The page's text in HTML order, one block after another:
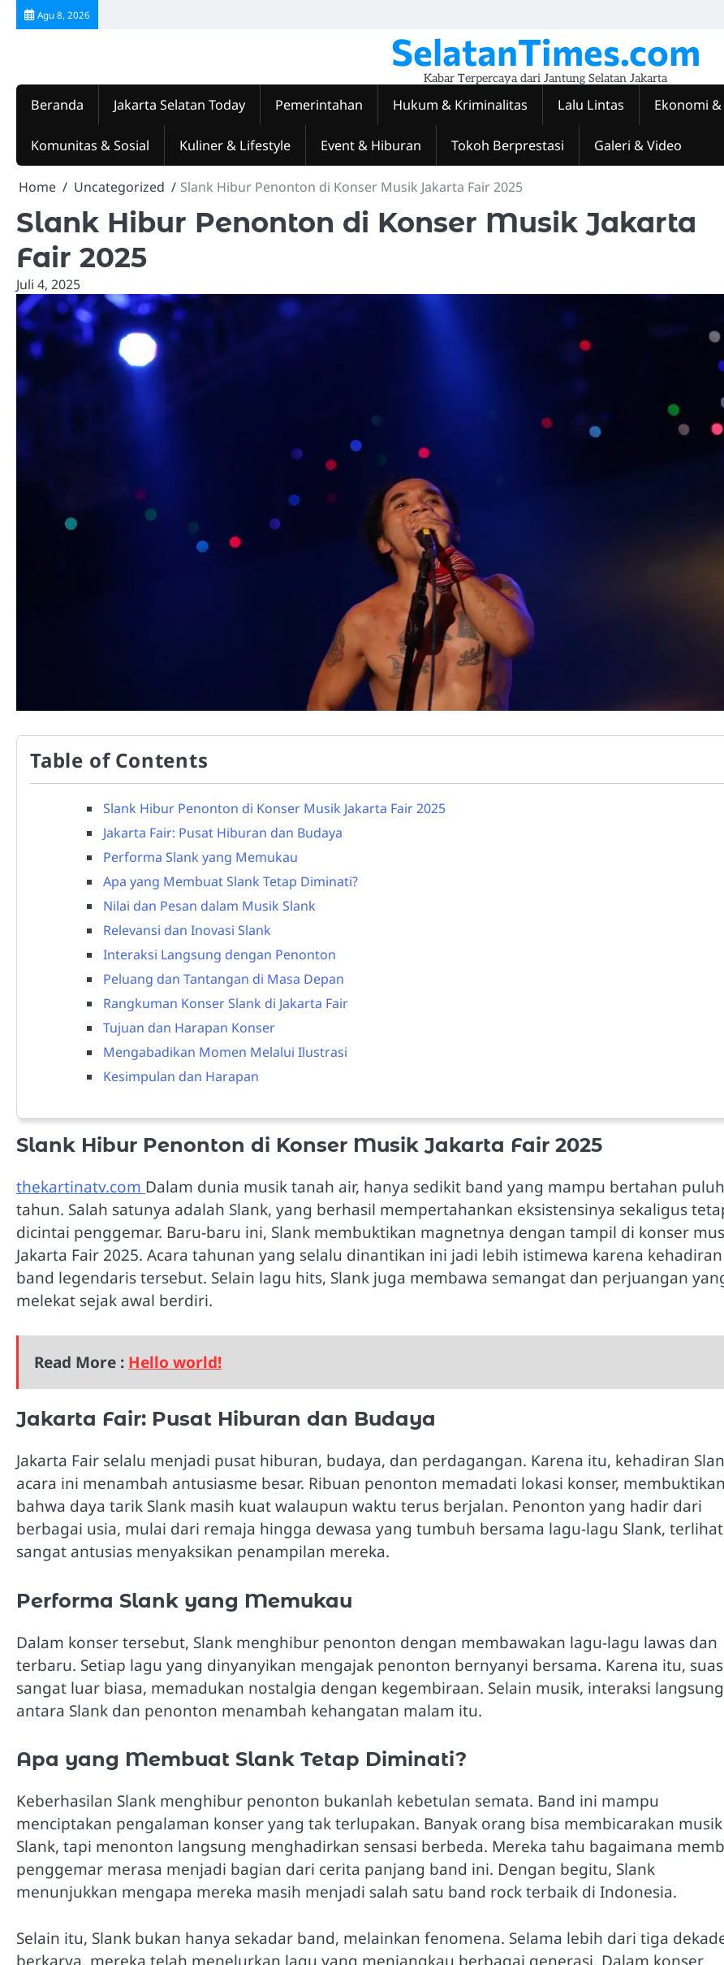
Skip
Agu 8, 2026
SelatanTimes.com
Kabar Terpercaya dari Jantung Selatan Jakarta
Beranda Jakarta Selatan Today Pemerintahan Hukum & Kriminalitas Lalu Lintas Ekonomi
Komunitas & Sosial Kuliner & Lifestyle Event & Hiburan Tokoh Berprestasi Galeri & Video
Home Uncategorized Slank Hibur Penonton di Konser Musik Jakarta Fair 2025
Slank Hibur Penonton di Konser Musik Jakarta
Fair 2025
Juli 4, 2025
Table of Contents
Slank Hibur Penonton di Konser Musik Jakarta Fair 2025
Jakarta Fair: Pusat Hiburan dan Budaya
Performa Slank yang Memukau
Apa yang Membuat Slank Tetap Diminati?
Nilai dan Pesan dalam Musik Slank
Relevansi dan Inovasi Slank
Interaksi Langsung dengan Penonton
Peluang dan Tantangan di Masa Depan
Rangkuman Konser Slank di Jakarta Fair
Tujuan dan Harapan Konser
Mengabadikan Momen Melalui Ilustrasi
Kesimpulan dan Harapan
Slank Hibur Penonton di Konser Musik Jakarta Fair 2025
thekartinatv.com Dalam dunia musik tanah air, hanya sedikit band yang mampu bertahan
tahun. Salah satunya adalah Slank, yang berhasil mempertahankan eksistensinya sekaligus
dicintai penggemar. Baru-baru ini, Slank membuktikan magnetnya dengan tampil di konser
Jakarta Fair 2025. Acara tahunan yang selalu dinantikan ini jadi lebih istimewa karena kehadiran
band legendaris tersebut. Selain lagu hits, Slank juga membawa semangat dan perjuangan
melekat sejak awal berdiri.
Read More : Hello world!
Jakarta Fair: Pusat Hiburan dan Budaya
Jakarta Fair selalu menjadi pusat hiburan, budaya, dan perdagangan. Karena itu, kehadiran
acara ini menambah antusiasme besar. Ribuan penonton memadati lokasi konser, membuktikan
bahwa daya tarik Slank masih kuat walaupun waktu terus berjalan. Penonton yang hadir dari
berbagai usia, mulai dari remaja hingga dewasa yang tumbuh bersama lagu-lagu Slank, terlihat
sangat antusias menyaksikan penampilan mereka.
Performa Slank yang Memukau
Dalam konser tersebut, Slank menghibur penonton dengan membawakan lagu-lagu lawas dan
terbaru. Setiap lagu yang dinyanyikan mengajak penonton bernyanyi bersama. Karena itu,
sangat luar biasa, memadukan nostalgia dengan kegembiraan. Selain musik, interaksi langsung
antara Slank dan penonton menambah kehangatan malam itu.
Apa yang Membuat Slank Tetap Diminati?
Keberhasilan Slank menghibur penonton bukanlah kebetulan semata. Band ini mampu
menciptakan pengalaman konser yang tak terlupakan. Banyak orang bisa membicarakan musik
Slank, tapi menonton langsung menghadirkan sensasi berbeda. Mereka tahu bagaimana
penggemar merasa menjadi bagian dari cerita panjang band ini. Dengan begitu, Slank
menunjukkan mengapa mereka masih menjadi salah satu band rock terbaik di Indonesia.
Selain itu, Slank bukan hanya sekadar band, melainkan fenomena. Selama lebih dari tiga